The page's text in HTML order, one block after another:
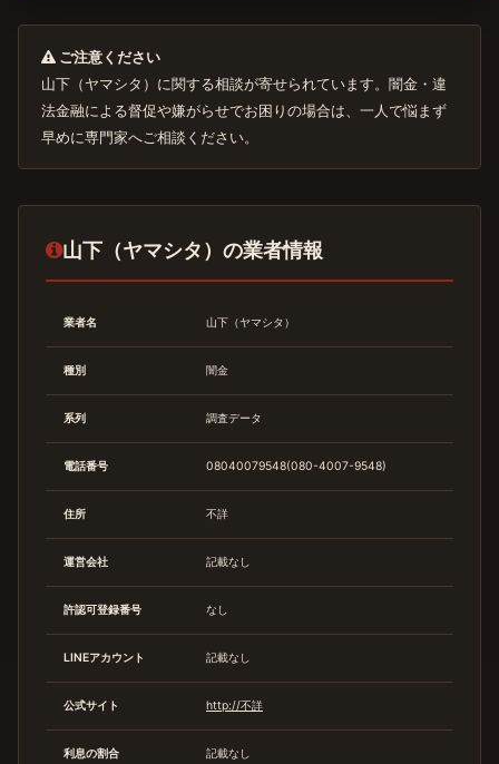
ご注意ください
山下（ヤマシタ）に関する相談が寄せられています。闇金・違
法金融による督促や嫌がらせでお困りの場合は、一人で悩まず
早めに専門家へご相談ください。
山下（ヤマシタ）の業者情報
業者名 山下（ヤマシタ）
種別 闇金
系列 調査データ
電話番号 08040079548(080-4007-9548)
住所 不詳
運営会社 記載なし
許認可登録番号 なし
LINEアカウント 記載なし
公式サイト http://不詳
利息の割合 記載なし